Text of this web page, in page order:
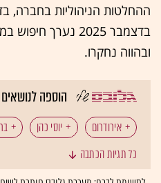
ההחלטות הניהוליות
בדצמבר 2025 נערך
ובהווה נחקרו.
הוספה
אירודרום יוסי כהן
תעשיות ביטחוניות
כל תגיות הכתבה